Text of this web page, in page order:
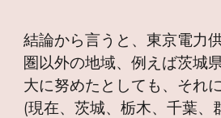
結論から言うと、東京電力
圏以外の地域、例えば茨城
大に努めたとしても、それ
(現在、茨城、栃木、千葉、